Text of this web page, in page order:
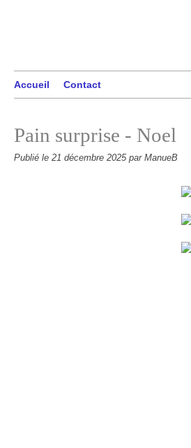
Accueil Contact
Pain surprise - Noel
Publié le 21 décembre 2025 par ManueB